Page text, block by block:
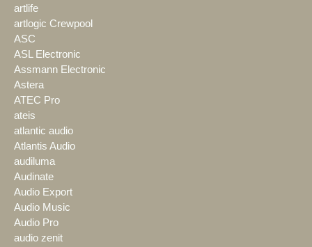
artlife
artlogic Crewpool
ASC
ASL Electronic
Assmann Electronic
Astera
ATEC Pro
ateis
atlantic audio
Atlantis Audio
audiluma
Audinate
Audio Export
Audio Music
Audio Pro
audio zenit